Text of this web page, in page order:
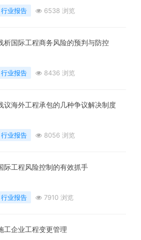
行业报告 6538 浏览
析国际工程商务风险的预判与防控
行业报告 8436 浏览
议海外工程承包的几种争议解决制度
行业报告 8056 浏览
际工程风险控制的有效抓手
行业报告 7910 浏览
工企业工程变更管理